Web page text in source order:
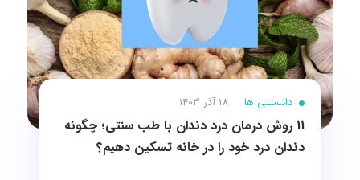
دانستنی ها 18 آذر 1403
11 روش درمان درد دندان با طب سنتی؛ چگونه
دندان درد خود را در خانه تسکین دهیم؟